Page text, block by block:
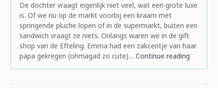
De dochter vraagt eigenlijk niet veel, wat een grote luxe
is. Of we nu op de markt voorbij een kraam met
springende pluche lopen of in de supermarkt, buiten een
sandwich vraagt ze niets. Onlangs waren we in de gift
shop van de Efteling. Emma had een zakcentje van haar
papa gekregen (ohmagad zo cute)… Continue reading